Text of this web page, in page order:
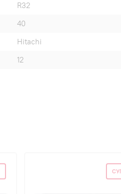
R32
40
Hitachi
12